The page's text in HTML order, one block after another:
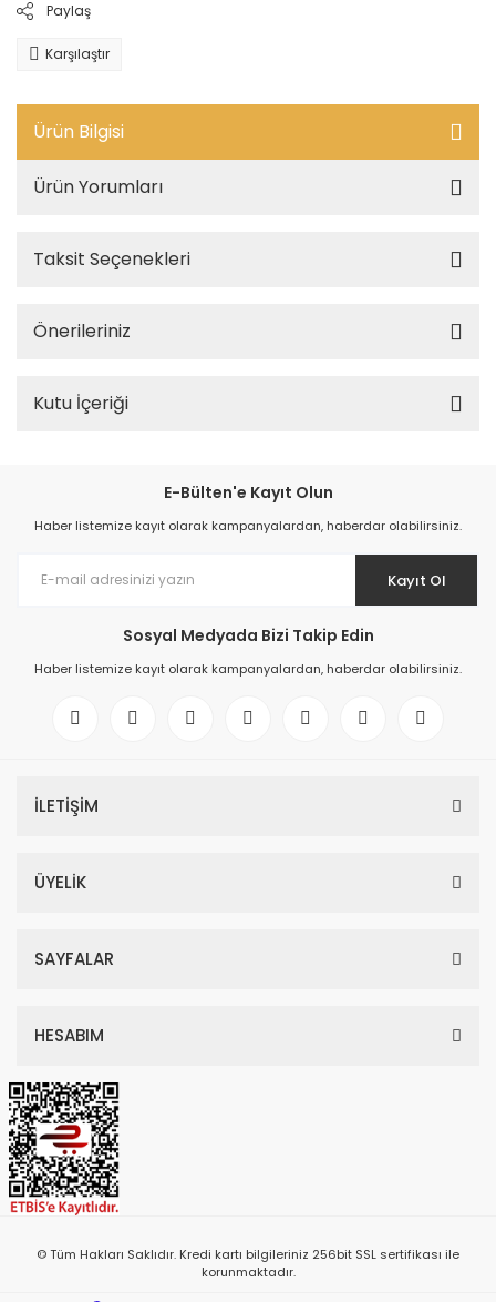
Paylaş
Karşılaştır
Ürün Bilgisi
Ürün Yorumları
Taksit Seçenekleri
Önerileriniz
Kutu İçeriği
E-Bülten'e Kayıt Olun
Haber listemize kayıt olarak kampanyalardan, haberdar olabilirsiniz.
Kayıt Ol
Sosyal Medyada Bizi Takip Edin
Haber listemize kayıt olarak kampanyalardan, haberdar olabilirsiniz.
İLETİŞİM
ÜYELİK
SAYFALAR
HESABIM
© Tüm Hakları Saklıdır. Kredi kartı bilgileriniz 256bit SSL sertifikası ile
korunmaktadır.